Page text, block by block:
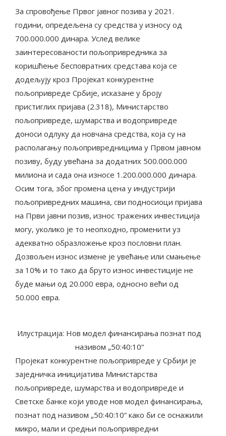
За спровођење Првог јавног позива у 2021.
години, опредељена су средства у износу од
700.000.000 динара. Услед велике
заинтересованости пољопривредника за
коришћење бесповратних средстава која се
додељују кроз Пројекат конкурентне
пољопривреде Србије, исказане у броју
пристиглих пријава (2.318), Министарство
пољопривреде, шумарства и водопривреде
доноси одлуку да новчана средства, која су на
располагању пољопривредницима у Првом јавном
позиву, буду увећана за додатних 500.000.000
милиона и сада она износе 1.200.000.000 динара.
Осим тога, због промена цена у индустрији
пољопривредних машина, сви подносиоци пријава
на Први јавни позив, износ тражених инвестиција
могу, уколико је то неопходно, променити уз
адекватно образложење кроз пословни план.
Дозвољен износ измене је увећање или смањење
за 10% и то тако да бруто износ инвестиције не
буде мањи од 20.000 евра, односно већи од
50.000 евра.
Илустрација: Нов модел финансирања познат под
називом „50:40:10“
Пројекат конкурентне пољопривреде у Србији је
заједничка иницијатива Министарства
пољопривреде, шумарства и водопривреде и
Светске банке који уводе нов модел финансирања,
познат под називом „50:40:10“ како би се оснажили
микро, мали и средњи пољопривредни